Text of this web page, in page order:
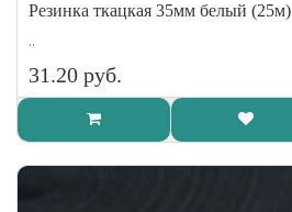
Резинка ткацкая 35мм белый (25м)
..
31.20 руб.